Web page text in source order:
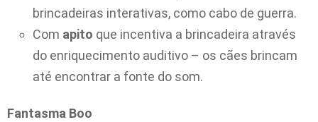
brincadeiras interativas, como cabo de guerra.
Com apito que incentiva a brincadeira através
do enriquecimento auditivo – os cães brincam
até encontrar a fonte do som.
Fantasma Boo